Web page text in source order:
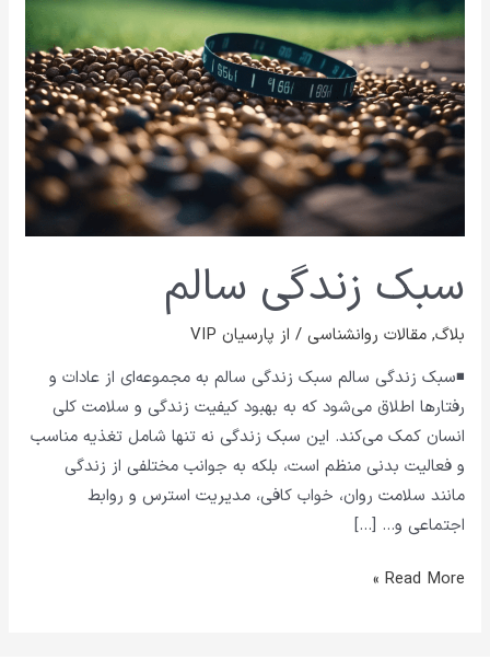
سبک زندگی سالم
بلاگ,مقالات روانشناسی / از پارسیان VIP
◾سبک زندگی سالم سبک زندگی سالم به مجموعه‌ای از عادات و
رفتارها اطلاق می‌شود که به بهبود کیفیت زندگی و سلامت کلی
انسان کمک می‌کند. این سبک زندگی نه تنها شامل تغذیه مناسب
و فعالیت بدنی منظم است، بلکه به جوانب مختلفی از زندگی
مانند سلامت روان، خواب کافی، مدیریت استرس و روابط
اجتماعی و… […]
Read More »